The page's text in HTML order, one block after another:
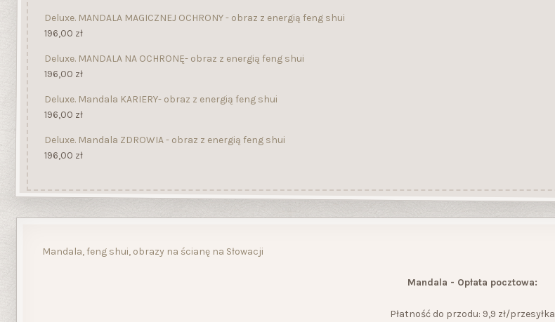
Deluxe. MANDALA MAGICZNEJ OCHRONY - obraz z energią feng shui
196,00 zł
Deluxe. MANDALA NA OCHRONĘ- obraz z energią feng shui
196,00 zł
Deluxe. Mandala KARIERY- obraz z energią feng shui
196,00 zł
Deluxe. Mandala ZDROWIA - obraz z energią feng shui
196,00 zł
Mandala, feng shui, obrazy na ścianę na Słowacji
Mandala - Opłata pocztowa:
Płatność do przodu: 9,9 zł/przesyłka